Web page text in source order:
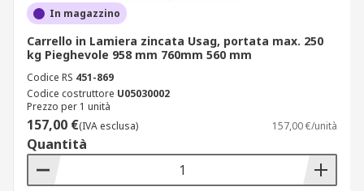
In magazzino
Carrello in Lamiera zincata Usag, portata max. 250
kg Pieghevole 958 mm 760mm 560 mm
Codice RS 451-869
Codice costruttore U05030002
Prezzo per 1 unità
157,00 €(IVA esclusa) 157,00 €/unità
Quantità